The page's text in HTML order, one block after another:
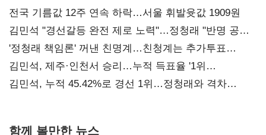
전국 기름값 12주 연속 하락…서울 휘발윳값 1909원
김민석 "경선갈등 완전 제로 노력"…정청래 "반명 공세
사과부터"
'정청래 책임론' 꺼낸 친명계…친청계는 추가투표
때리기
김민석, 제주·인천서 승리…누적 득표율 '1위
탈환'(종합)
김민석, 누적 45.42%로 경선 1위…정청래와 격차
함께 볼만한 뉴스